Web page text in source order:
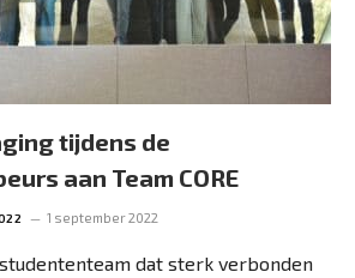
tijdens de
aan Team CORE
1 september 2022
studententeam dat sterk verbonden